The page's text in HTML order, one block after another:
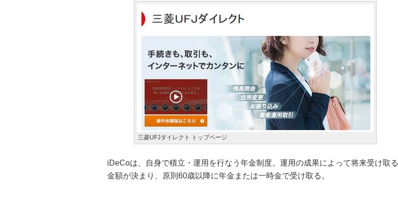
三菱UFJダイレクト トップページ
iDeCoは、自身で積立・運用を行なう年金制度。運用の成果によって将来受け取る
金額が決まり、原則60歳以降に年金または一時金で受け取る。